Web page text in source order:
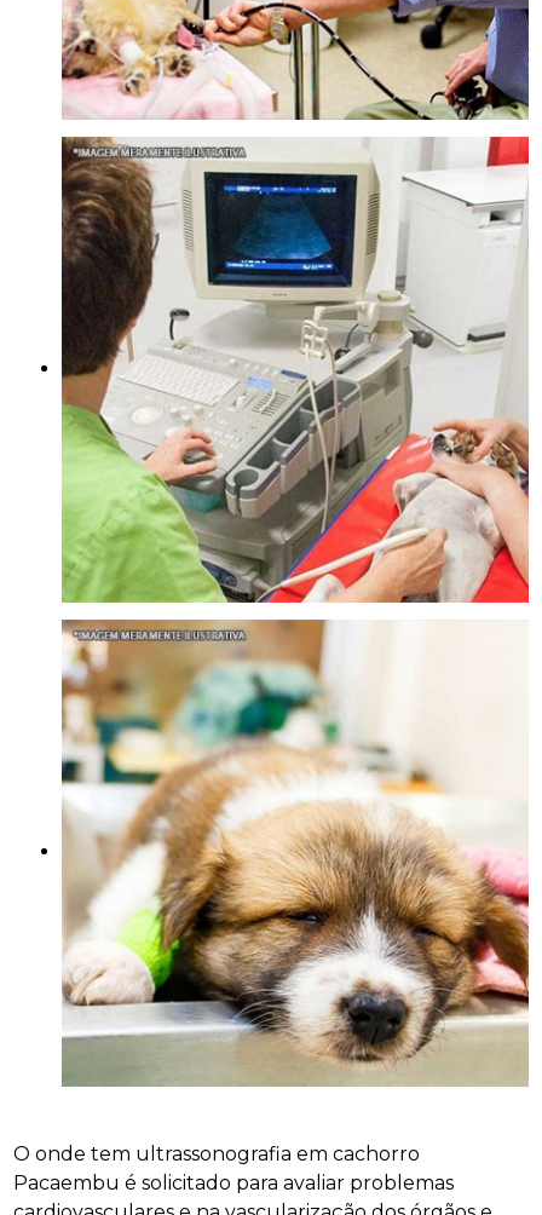
O onde tem ultrassonografia em cachorro
Pacaembu é solicitado para avaliar problemas